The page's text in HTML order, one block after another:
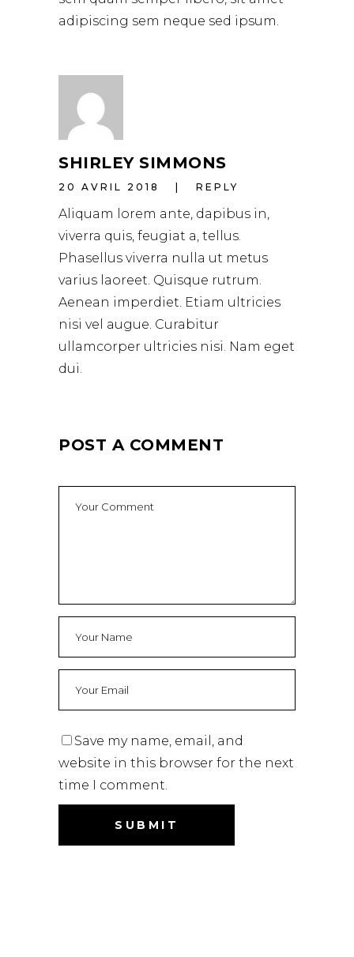
adipiscing sem neque sed ipsum.
SHIRLEY SIMMONS
20 AVRIL 2018 REPLY
Aliquam lorem ante, dapibus in,
viverra quis, feugiat a, tellus.
Phasellus viverra nulla ut metus
varius laoreet. Quisque rutrum.
Aenean imperdiet. Etiam ultricies
nisi vel augue. Curabitur
ullamcorper ultricies nisi. Nam eget
dui.
POST A COMMENT
Save my name, email, and
website in this browser for the next
time I comment.